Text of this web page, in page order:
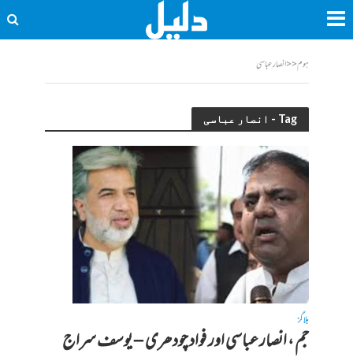
ہوم<<انصار عباسی
Tag - انصار عباسی
بلاگز
جم ، انصار عباسی اور فواد چودھری – یوسف سراج